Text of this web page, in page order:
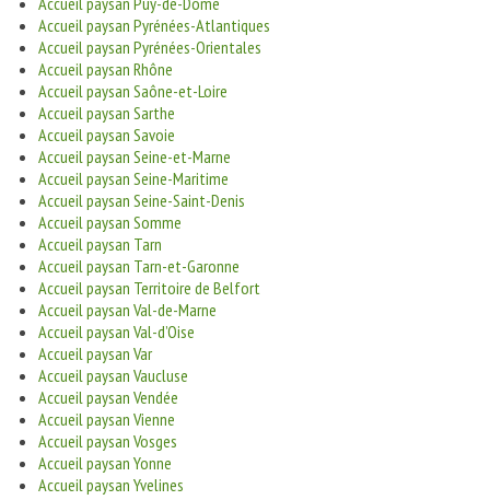
Accueil paysan Pyrénées-Atlantiques
Accueil paysan Pyrénées-Orientales
Accueil paysan Rhône
Accueil paysan Saône-et-Loire
Accueil paysan Sarthe
Accueil paysan Savoie
Accueil paysan Seine-et-Marne
Accueil paysan Seine-Maritime
Accueil paysan Seine-Saint-Denis
Accueil paysan Somme
Accueil paysan Tarn
Accueil paysan Tarn-et-Garonne
Accueil paysan Territoire de Belfort
Accueil paysan Val-de-Marne
Accueil paysan Val-d’Oise
Accueil paysan Var
Accueil paysan Vaucluse
Accueil paysan Vendée
Accueil paysan Vienne
Accueil paysan Vosges
Accueil paysan Yonne
Accueil paysan Yvelines